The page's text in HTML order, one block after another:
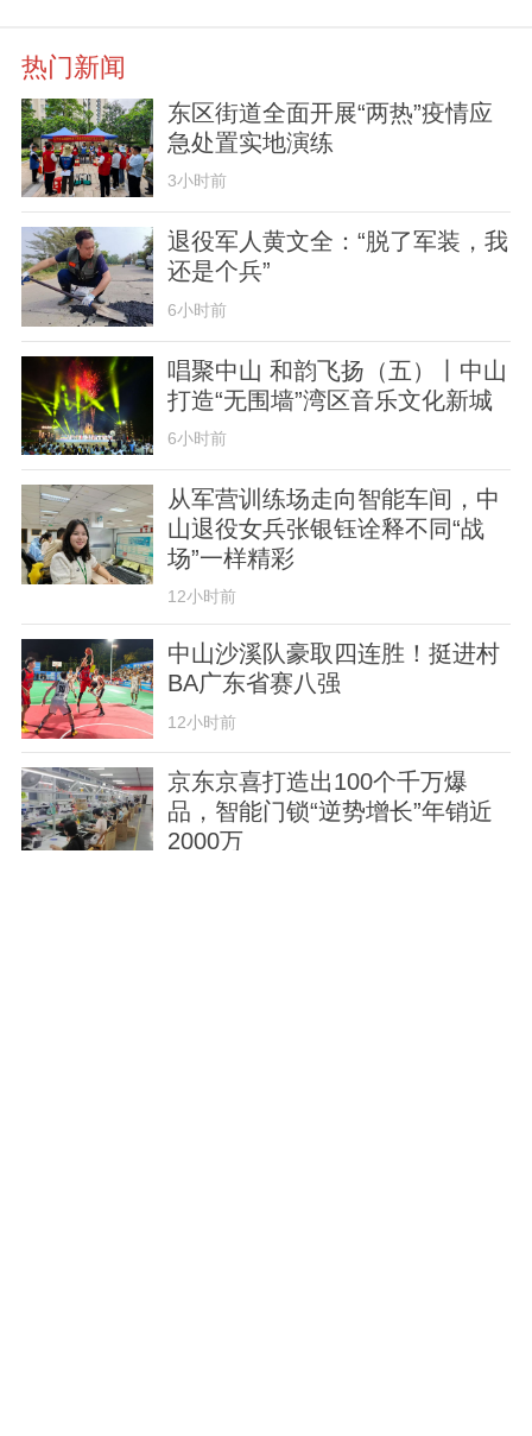
热门新闻
东区街道全面开展“两热”疫情应
急处置实地演练
3小时前
退役军人黄文全：“脱了军装，我
还是个兵”
6小时前
唱聚中山 和韵飞扬（五）丨中山
打造“无围墙”湾区音乐文化新城
6小时前
从军营训练场走向智能车间，中
山退役女兵张银钰诠释不同“战
场”一样精彩
12小时前
中山沙溪队豪取四连胜！挺进村
BA广东省赛八强
12小时前
京东京喜打造出100个千万爆
品，智能门锁“逆势增长”年销近
2000万